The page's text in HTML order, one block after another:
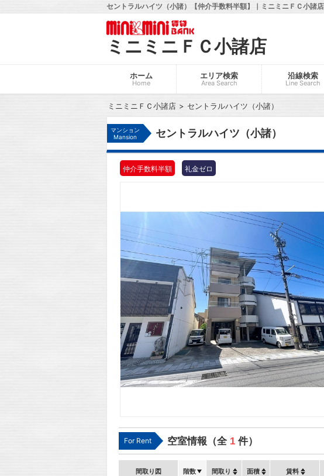
セントラルハイツ（小諸）【仲介手数料半額】｜ミニミニＦＣ小諸
ミニミニＦＣ小諸店
ホーム
Home
エリア検索
Area Search
沿線検索
Line Search
ミニミニＦＣ小諸店
セントラルハイツ（小諸）
マンション
Mansion
セントラルハイツ（小諸）
仲介手数料半額 礼金ゼロ
For Rent 空室情報（全 1 件）
間取り図 階数 間取り 面積 賃料